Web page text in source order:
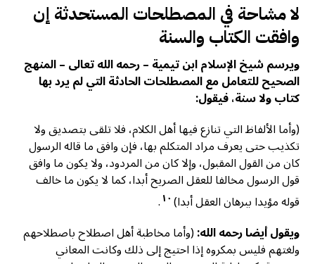
لا مشاحة في المصطلحات المستحدثة إن
وافقت الكتاب والسنة
ويرسم شيخ الإسلام ابن تيمية – رحمه الله تعالى – المنهج
الصحيح للتعامل مع المصطلحات الحادثة التي لم يرد بها
كتاب ولا سنة، فيقول:
(وأما الألفاظ التي تنازع فيها أهل الكلام، فلا تلقى بتصديق ولا
تكذيب حتى يعرف مراد المتكلم بها، فإن وافق ما قاله الرسول
كان من القول المقبول، وإلا كان من المردود، ولا يكون ما وافق
قول الرسول مخالفا للعقل الصريح أبدا، كما لا يكون ما خالف
قوله مؤيدا ببرهان العقل أبدا)١٠.
ويقول أيضا رحمه الله:(وأما مخاطبة أهل اصطلاح باصطلاحهم
ولغتهم فليس بمكروه إذا احتيج إلى ذلك وكانت المعاني